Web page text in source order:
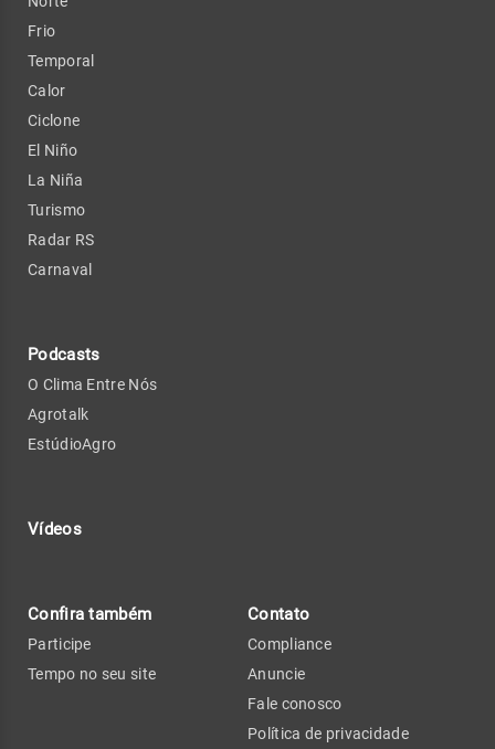
Frio
Temporal
Calor
Ciclone
El Niño
La Niña
Turismo
Radar RS
Carnaval
Podcasts
O Clima Entre Nós
Agrotalk
EstúdioAgro
Vídeos
Confira também
Participe
Tempo no seu site
Contato
Compliance
Anuncie
Fale conosco
Política de privacidade